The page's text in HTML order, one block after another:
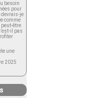
besoin
pour
devrais-je
comme
peut-être
il pas
une
2025